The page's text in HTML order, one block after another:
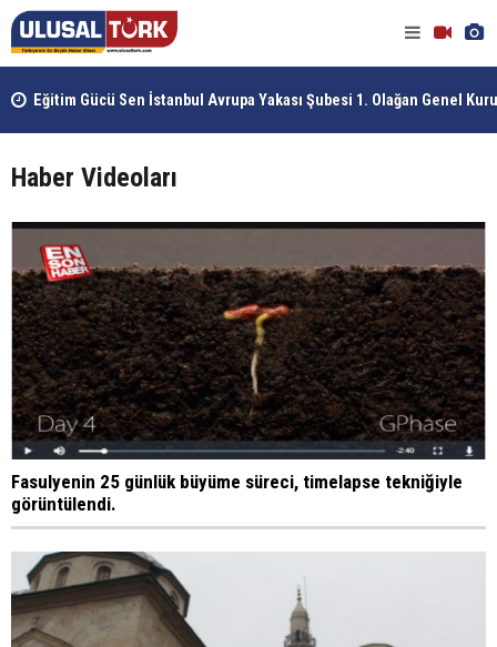
Eğitim Gücü Sen İstanbul Avrupa Yakası Şubesi 1. Olağan Genel
Gerçekleştirildi
Haber Videoları
Fasulyenin 25 günlük büyüme süreci, timelapse tekniğiyle
görüntülendi.